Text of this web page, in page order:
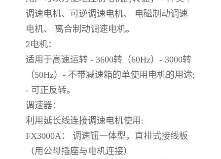
调速电机、可逆调速电机、 电磁制动调速
电机、 离合制动调速电机。
2电机：
适用于高速运转 - 3600转（60Hz）- 3000转
（50Hz）- 不带减速箱的单使用电机的用途;
- 可正反转。
调速器：
利用延长线连接调速电机使用:
FX3000A： 调速钮一体型，直排式接线板
（用公母插座与电机连接）